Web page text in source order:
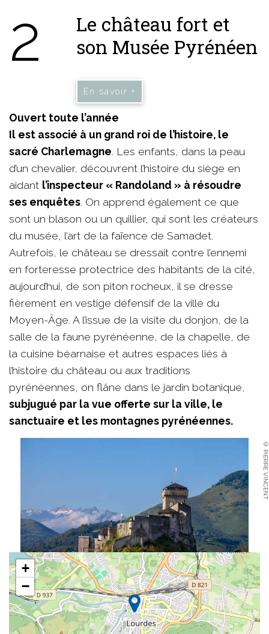
2
Le château fort et
son Musée Pyrénéen
En savoir +
Ouvert toute l’année
Il est associé à un grand roi de l’histoire, le
sacré Charlemagne. Les enfants, dans la peau
d’un chevalier, découvrent l’histoire du siège en
aidant l’inspecteur « Randoland » à résoudre
ses enquêtes. On apprend également ce que
sont un blason ou un quillier, qui sont les créateurs
du musée, l’art de la faïence de Samadet.
Autrefois, le château se dressait contre l’ennemi
en forteresse protectrice des habitants de la cité,
aujourd’hui, de son piton rocheux, il se dresse
fièrement en vestige défensif de la ville du
Moyen-Âge. A l’issue de la visite du donjon, de la
salle de la faune pyrénéenne, de la chapelle, de
la cuisine béarnaise et autres espaces liés à
l’histoire du château ou aux traditions
pyrénéennes, on flâne dans le jardin botanique,
subjugué par la vue offerte sur la ville, le
sanctuaire et les montagnes pyrénéennes.
© PIERRE VINCENT
+
−